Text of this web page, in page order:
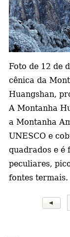
Foto de 12 de
cênica da
Huangshan,
A Montanha
a Montanha
UNESCO e
quadrados e é
peculiares,
fontes termais.